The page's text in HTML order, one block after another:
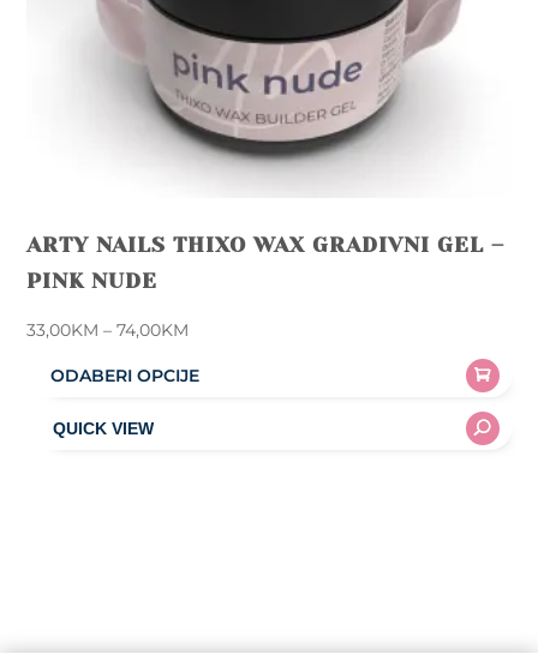
ARTY NAILS THIXO WAX GRADIVNI GEL –
PINK NUDE
33,00KM – 74,00KM
ODABERI OPCIJE
product